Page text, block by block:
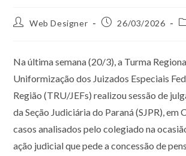
Web Designer 26/03/2026
Na última semana (20/3), a Turma
Uniformização dos Juizados Especiais
Região (TRU/JEFs) realizou sessão de
da Seção Judiciária do Paraná (SJPR), em
casos analisados pelo colegiado na
ação judicial que pede a concessão de